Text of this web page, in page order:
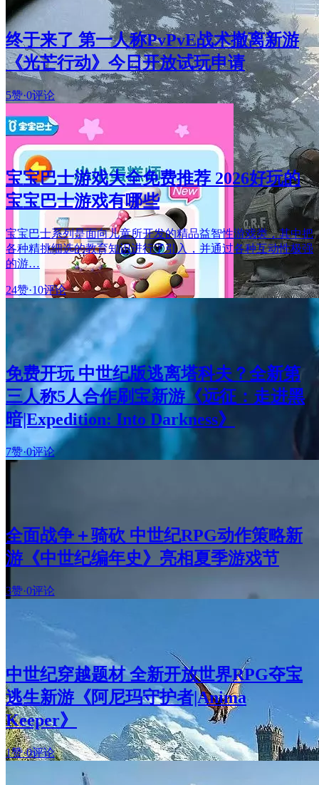
终于来了 第一人称PvPvE战术撤离新游
《光芒行动》今日开放试玩申请
5赞·0评论
宝宝巴士游戏大全免费推荐 2026好玩的
宝宝巴士游戏有哪些
宝宝巴士系列是面向儿童所开发的精品益智性游戏类，其中把
各种精挑细选的教育知识进行了引入，并通过各种互动性极强
的游…
24赞·10评论
免费开玩 中世纪版逃离塔科夫？全新第
三人称5人合作刷宝新游《远征：走进黑
暗|Expedition: Into Darkness》
7赞·0评论
全面战争＋骑砍 中世纪RPG动作策略新
游《中世纪编年史》亮相夏季游戏节
3赞·0评论
中世纪穿越题材 全新开放世界RPG夺宝
逃生新游《阿尼玛守护者|Anima
Keeper》
1赞·0评论